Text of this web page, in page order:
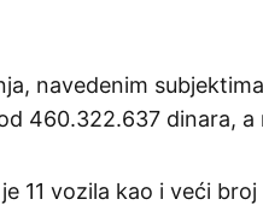
navedenim
460.322.637 dinara, a
11 vozila kao i veći